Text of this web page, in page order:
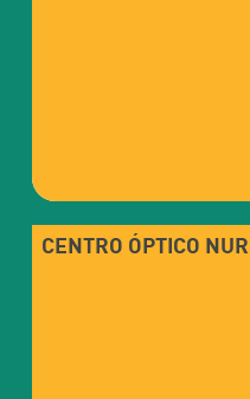
CENTRO ÓPTICO